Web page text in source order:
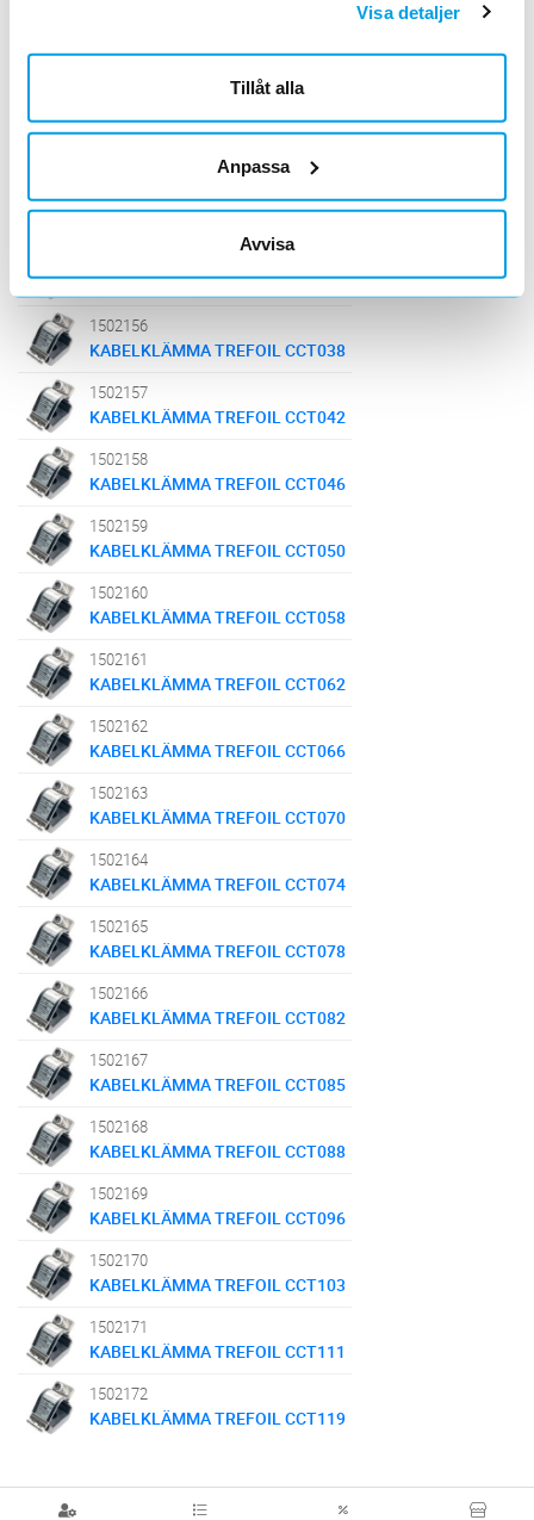
Visa detaljer
Tillåt alla
Anpassa
Avvisa
1502152
KABELKLÄMMA TREFOIL CCT023
1502153
KABELKLÄMMA TREFOIL CCT032
KABELKLÄMMA TREFOIL CCT035
1502156
KABELKLÄMMA TREFOIL CCT038
1502157
KABELKLÄMMA TREFOIL CCT042
1502158
KABELKLÄMMA TREFOIL CCT046
1502159
KABELKLÄMMA TREFOIL CCT050
1502160
KABELKLÄMMA TREFOIL CCT058
1502161
KABELKLÄMMA TREFOIL CCT062
1502162
KABELKLÄMMA TREFOIL CCT066
1502163
KABELKLÄMMA TREFOIL CCT070
1502164
KABELKLÄMMA TREFOIL CCT074
1502165
KABELKLÄMMA TREFOIL CCT078
1502166
KABELKLÄMMA TREFOIL CCT082
1502167
KABELKLÄMMA TREFOIL CCT085
1502168
KABELKLÄMMA TREFOIL CCT088
1502169
KABELKLÄMMA TREFOIL CCT096
1502170
KABELKLÄMMA TREFOIL CCT103
1502171
KABELKLÄMMA TREFOIL CCT111
1502172
KABELKLÄMMA TREFOIL CCT119